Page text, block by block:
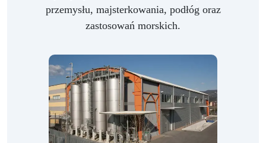
przemysłu, majsterkowania, podłóg oraz
zastosowań morskich.